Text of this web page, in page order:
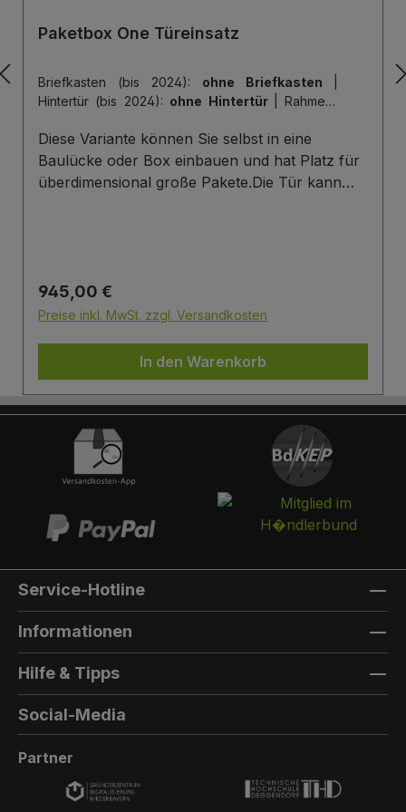
Paketbox One Türeinsatz
Briefkasten (bis 2024): ohne Briefkasten
Hintertür (bis 2024): ohne Hintertür
Tür-Farbe (bis 2024):Tür: Anthracite Grey
Diese Variante können Sie selbst in eine
Baulücke oder Box einbauen und hat Platz für
überdimensional große Pakete.Die Tür kann
dieses verschlossen und kann erst wieder mit
einem Schlüssel geöffnet werden. Die Tür wird
heißt, Sie können den selben Schließzylinder
verbauen, den Sie auch an Ihrer Haustüre
haben und die Paketbox mit dem selben
Schlüssel öffnen.Briefkasten:Optional kann ein
Briefkasten integriert werden. Die Post landet in
einem separaten und absperrbaren
Auffangkorb. Hintertür:Wenn Sie von zwei
Seiten einen Zugang zu Ihrem Paketfach
benötigen, können Sie eine Hintertür
die gleiche Farbe, wie die Farbe, die Sie für die
vordere Pakettür auswählen.Der Aufbau ist
baugleich zur Vordertür, allerdings gibt es keine
Einmalöffnungsfunktion, keinen Briefkasten
Außenmaterial: 8mm HPL(High Pressure
Laminate) - Kompaktfaserplatten der Firma
Trespa Bei Sonderfarbe: Bezeichnung der
Sonderfarben verlängert sich um 5 bis 6
Regulärer Preis:
945,00 €
Preise inkl. MwSt. zzgl. Versandkosten
In den Warenkorb
Service-Hotline
Informationen
Hilfe & Tipps
Social-Media
Partner